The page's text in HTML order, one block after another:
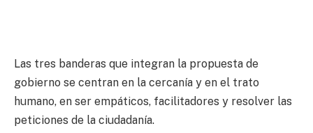
Las tres banderas que integran la propuesta de
gobierno se centran en la cercanía y en el trato
humano, en ser empáticos, facilitadores y resolver las
peticiones de la ciudadanía.